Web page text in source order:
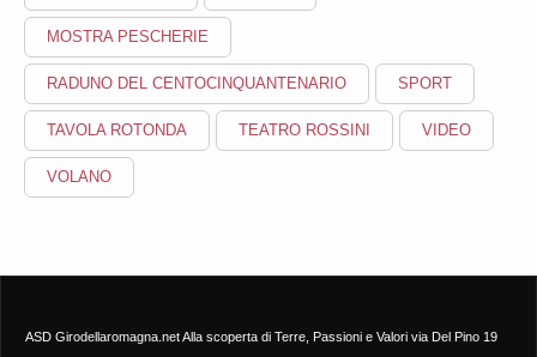
MOSTRA PESCHERIE
RADUNO DEL CENTOCINQUANTENARIO SPORT
TAVOLA ROTONDA TEATRO ROSSINI VIDEO
VOLANO
ASD Girodellaromagna.net Alla scoperta di Terre, Passioni e Valori via Del Pino 19